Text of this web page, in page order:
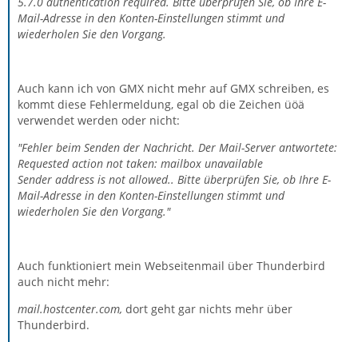
Mail-Adresse in den Konten-Einstellungen stimmt und
wiederholen Sie den Vorgang.
Auch kann ich von GMX nicht mehr auf GMX schreiben, es
kommt diese Fehlermeldung, egal ob die Zeichen üöä
verwendet werden oder nicht:
"Fehler beim Senden der Nachricht. Der Mail-Server antwortete:
Requested action not taken: mailbox unavailable
Sender address is not allowed.. Bitte überprüfen Sie, ob Ihre E-
Mail-Adresse in den Konten-Einstellungen stimmt und
wiederholen Sie den Vorgang."
Auch funktioniert mein Webseitenmail über Thunderbird
auch nicht mehr:
mail.hostcenter.com, dort geht gar nichts mehr über
Thunderbird.